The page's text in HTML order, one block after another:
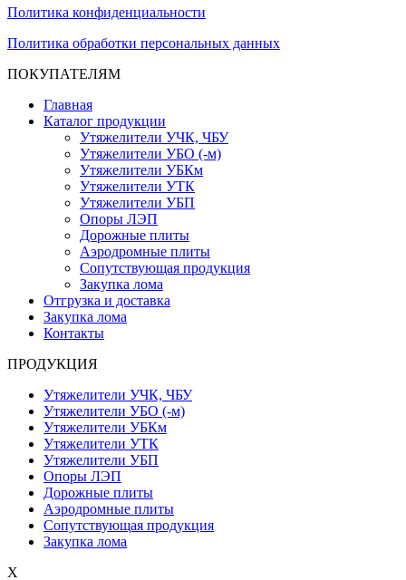
Политика конфиденциальности
Политика обработки персональных данных
ПОКУПАТЕЛЯМ
Главная
Каталог продукции
Утяжелители УЧК, ЧБУ
Утяжелители УБО (-м)
Утяжелители УБКм
Утяжелители УТК
Утяжелители УБП
Опоры ЛЭП
Дорожные плиты
Аэродромные плиты
Сопутствующая продукция
Закупка лома
Отгрузка и доставка
Закупка лома
Контакты
ПРОДУКЦИЯ
Утяжелители УЧК, ЧБУ
Утяжелители УБО (-м)
Утяжелители УБКм
Утяжелители УТК
Утяжелители УБП
Опоры ЛЭП
Дорожные плиты
Аэродромные плиты
Сопутствующая продукция
Закупка лома
X